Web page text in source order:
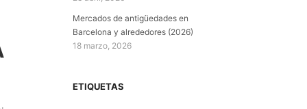
Mercados de antigüedades en
Barcelona y alrededores (2026)
18 marzo, 2026
ETIQUETAS